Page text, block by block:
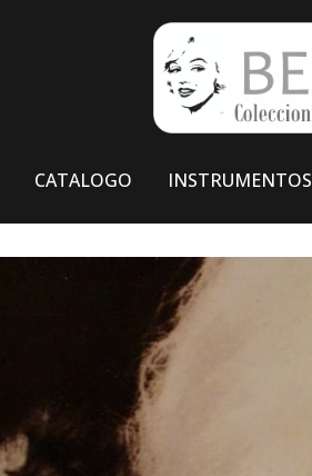
CATALOGO INSTRUMENTOS